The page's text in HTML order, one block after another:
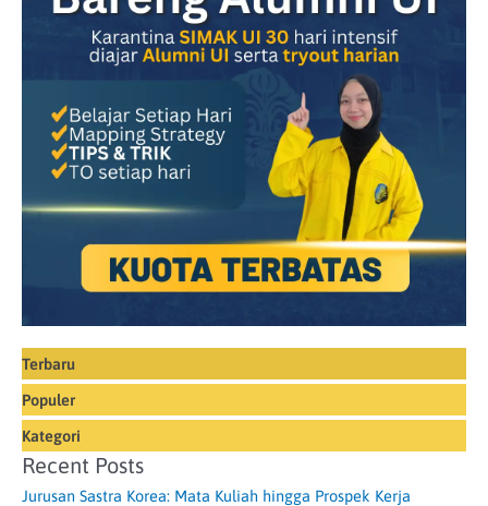
Terbaru
Populer
Kategori
Recent Posts
Jurusan Sastra Korea: Mata Kuliah hingga Prospek Kerja